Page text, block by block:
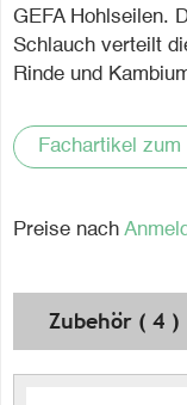
GEFA Hohlseilen.
Schlauch verteilt
Rinde und
Fachartikel zum
Preise nach
Zubehör ( 4 )